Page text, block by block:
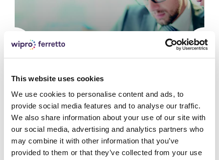
This website uses cookies
We use cookies to personalise content and ads, to
provide social media features and to analyse our traffic.
We also share information about your use of our site with
our social media, advertising and analytics partners who
may combine it with other information that you’ve
provided to them or that they’ve collected from your use
ASSISTANCE CLIENTS